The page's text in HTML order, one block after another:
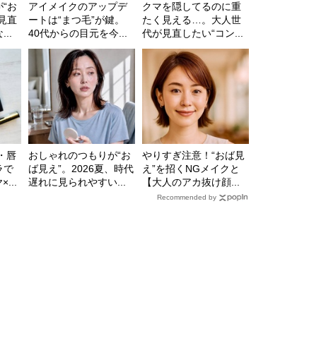
お
直
...
アイメイクのアップデ
ートは“まつ毛”が鍵。
40代からの目元を今...
クマを隠してるのに重
たく見える…。大人世
代が見直したい“コン...
唇
で
おしゃれのつもりが“お
ば見え”。2026夏、時代
遅れに見られやすい...
やりすぎ注意！“おば見
え”を招くNGメイクと
【大人のアカ抜け顔...
Recommended by